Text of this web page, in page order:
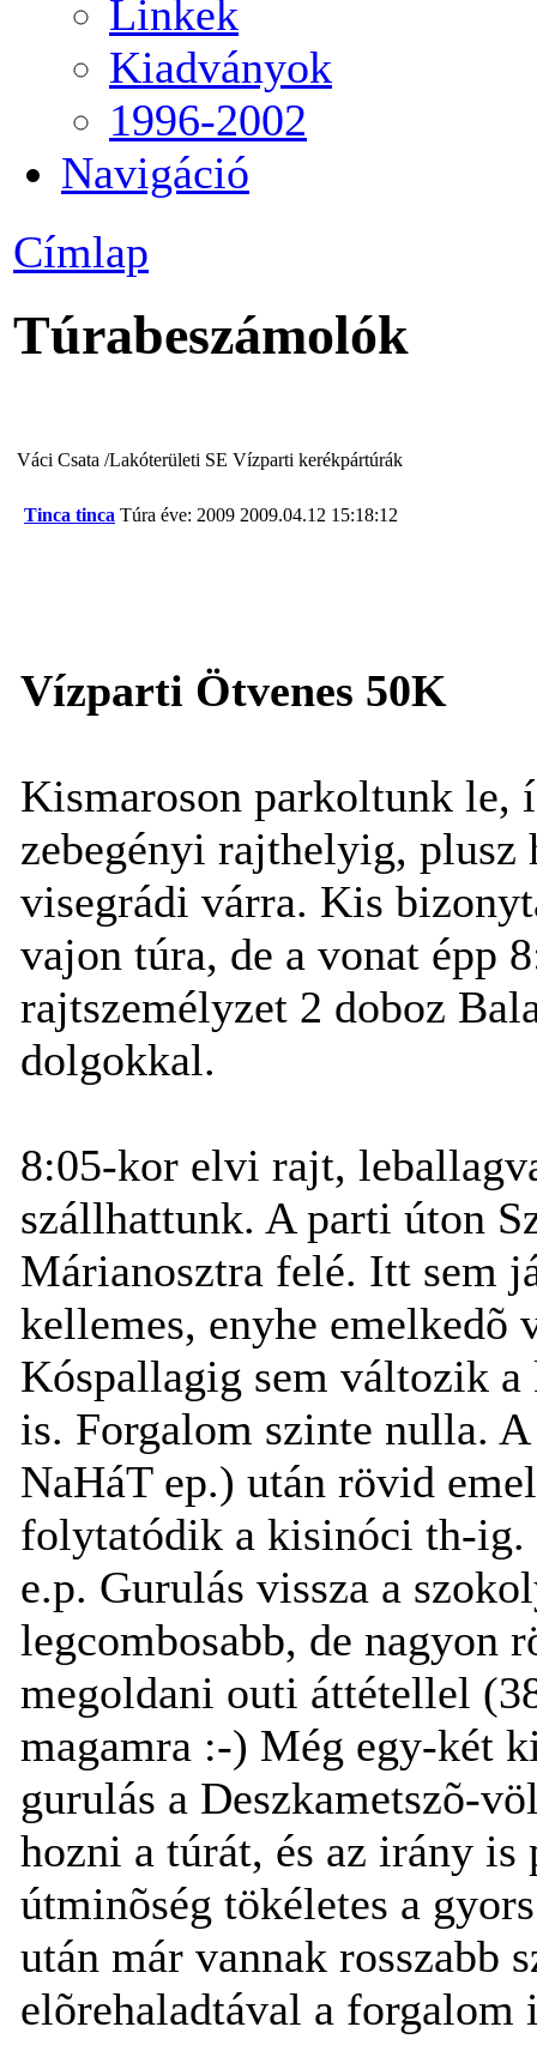
Linkek
Kiadványok
1996-2002
Navigáció
Címlap
Túrabeszámolók
Váci Csata /Lakóterületi SE Vízparti kerékpártúrák
Tinca tinca Túra éve: 2009 2009.04.12 15:18:12
Vízparti Ötvenes 50K
Kismaroson parkoltunk le,
zebegényi rajthelyig, plusz
visegrádi várra. Kis
vajon túra, de a vonat épp
rajtszemélyzet 2 doboz
dolgokkal.
8:05-kor elvi rajt,
szállhattunk. A parti úton
Márianosztra felé. Itt sem
kellemes, enyhe emelkedõ
Kóspallagig sem változik a
is. Forgalom szinte nulla.
NaHáT ep.) után rövid
folytatódik a kisinóci th-
e.p. Gurulás vissza a
legcombosabb, de nagyon
megoldani outi áttétellel
magamra :-) Még egy-két
gurulás a Deszkametszõ-
hozni a túrát, és az irány
útminõség tökéletes a
után már vannak rosszabb
elõrehaladtával a forgalom